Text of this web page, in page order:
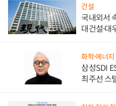
건설
국내외서
대건설·
화학·에너지
삼성SDI
최주선 스